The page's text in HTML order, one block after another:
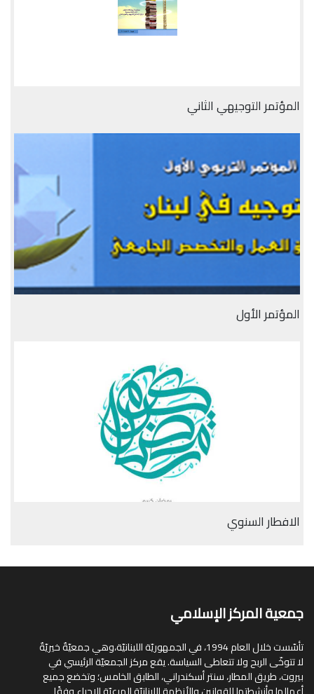
المؤتمر التوجيهي الثاني
المؤتمر الأول
الافطار السنوي
جمعية المركز الإسلامي
تأسّست خلال العام 1994، في الجمهوريّة اللبنانيّة،وهي جمعيّةٌ خيريّةٌ
لا تتوخّى الربح ولا تتعاطى السياسة. يقع مركز الجمعيّة الرئيسي في
بيروت، طريق المطار، سنتر أسكندراني، الطابق الخامس؛ وتخضع جميع